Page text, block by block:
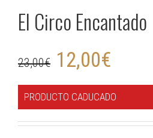
El Circo Encantado
23,00€ 12,00€
PRODUCTO CADUCADO